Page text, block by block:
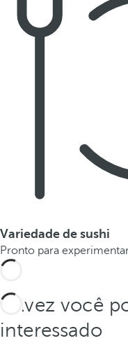
Variedade de sushi
Pronto para
Talvez você
interessado